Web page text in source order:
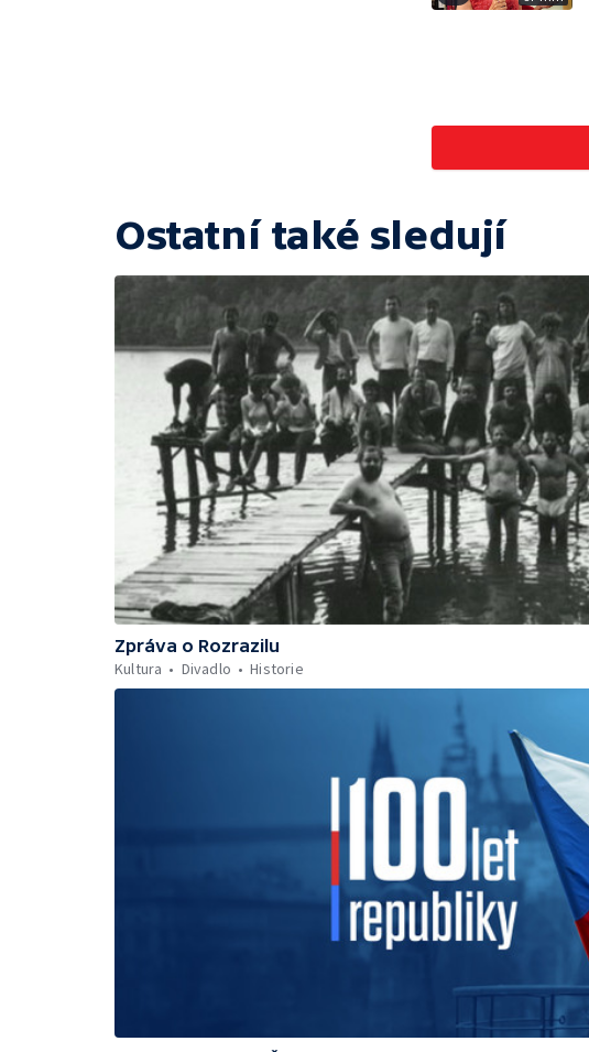
Ostatní také sledují
Zpráva o Rozrazilu
Kultura
Divadlo Historie